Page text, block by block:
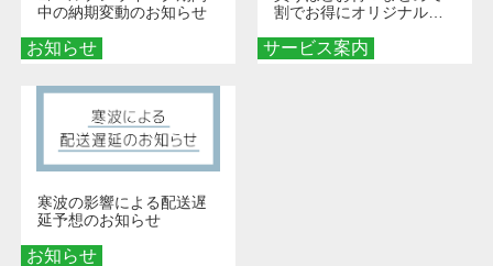
お知らせ
中の納期変動のお知らせ
サービス案内
割でお得にオリジナルグ
お知らせ
寒波の影響による配送遅
延予想のお知らせ